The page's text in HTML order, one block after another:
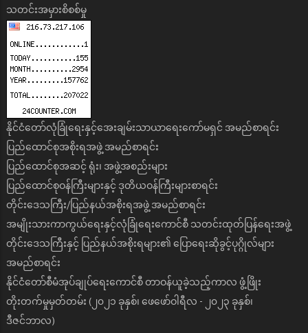
သတင်းအမှားစိစစ်မှု
နိုင်ငံတော်လုံခြုံရေးနှင့်အေးချမ်းသာယာရေးကော်မရှင် အမည်စာရင်း
ပြည်ထောင်စုအစိုးရအဖွဲ့ အမည်စာရင်း
ပြည်ထောင်စုအဆင့် ရုံး၊ အဖွဲ့အစည်းများ
ပြည်ထောင်စုဝန်ကြီးများနှင့် ဒုတိယဝန်ကြီးများစာရင်း
တိုင်းဒေသကြီး/ပြည်နယ်အစိုးရအဖွဲ့ အမည်စာရင်း
အမျိုးသားကာကွယ်ရေးနှင့်လုံခြုံရေးကောင်စီ သတင်းထုတ်ပြန်ရေးအဖွဲ့
တိုင်းဒေသကြီးနှင့် ပြည်နယ်အစိုးရများ၏ ပြောရေးဆိုခွင့်ပုဂ္ဂိုလ်များ
အမည်စာရင်း
နိုင်ငံတော်စီမံအုပ်ချုပ်ရေးကောင်စီ တာဝန်ယူခဲ့သည့်ကာလ ဖွံ့ဖြိုး
တိုးတက်မှုမှတ်တမ်း (၂၀၂၁ ခုနှစ်၊ ဖေဖော်ဝါရီလ - ၂၀၂၃ ခုနှစ်၊
ဒီဇင်ဘာလ)